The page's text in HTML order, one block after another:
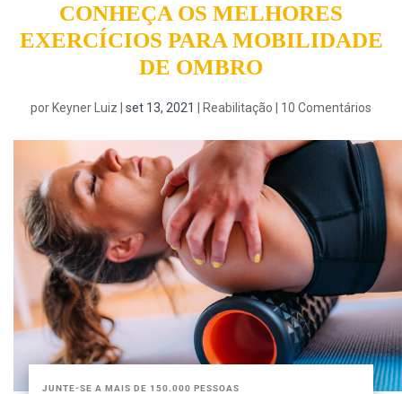
CONHEÇA OS MELHORES
EXERCÍCIOS PARA MOBILIDADE
DE OMBRO
por Keyner Luiz set 13, 2021 Reabilitação 10 Comentários
JUNTE-SE A MAIS DE 150.000 PESSOAS